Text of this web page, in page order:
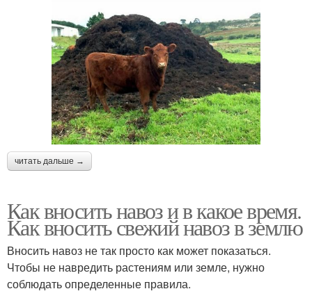
Коровий навоз Навоз в процентах
Удобрение из
коровьего навоза
Навоз для дачного
участка
Старый навоз
Гранулированный
навоз
читать дальше →
Как вносить навоз и в какое время.
Как вносить свежий навоз в землю
Вносить навоз не так просто как может показаться.
Чтобы не навредить растениям или земле, нужно
соблюдать определенные правила.